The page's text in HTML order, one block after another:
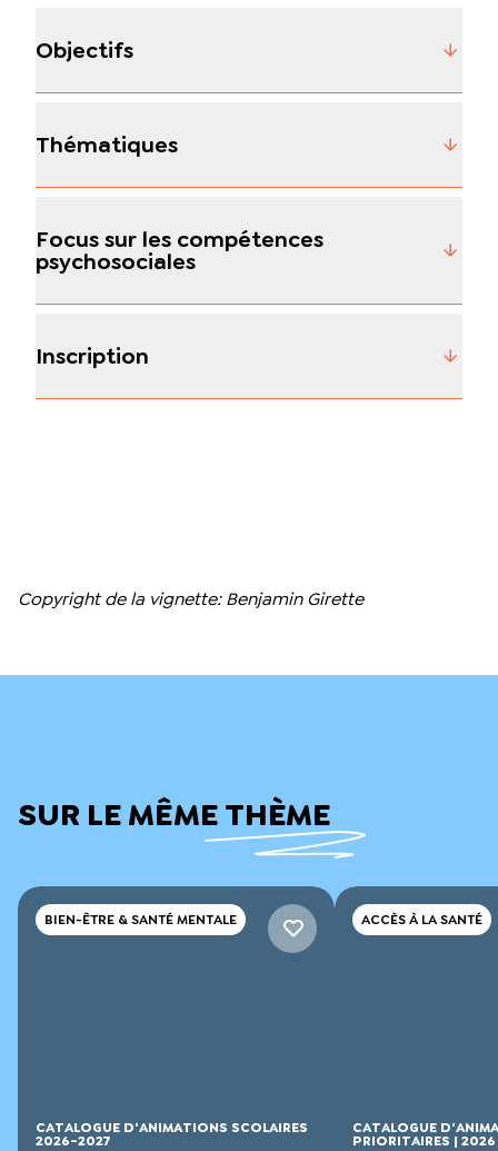
Objectifs
Thématiques
Focus sur les compétences
psychosociales
Inscription
Copyright de la vignette: Benjamin Girette
SUR LE MÊME THÈME
BIEN-ÊTRE & SANTÉ MENTALE
CATALOGUE D'ANIMATIONS SCOLAIRES
2026-2027
ACCÈS À LA SANTÉ
CATALOGUE
PRIORITAIRES | 2026